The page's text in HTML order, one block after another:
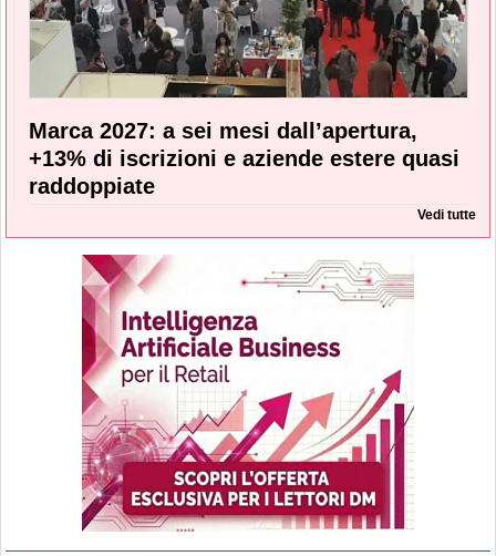
Marca 2027: a sei mesi dall’apertura,
+13% di iscrizioni e aziende estere quasi
raddoppiate
Vedi tutte